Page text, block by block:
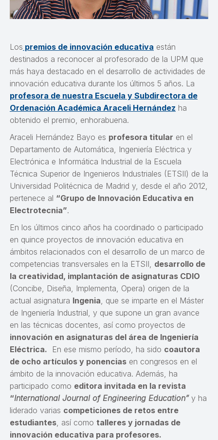
Los premios de innovación educativa están
destinados a reconocer al profesorado de la UPM que
más haya destacado en el desarrollo de actividades de
innovación educativa durante los últimos 5 años. La
profesora de nuestra Escuela y Subdirectora de
Ordenación Académica Araceli Hernández ha
obtenido el premio, enhorabuena.
Araceli Hernández Bayo es profesora titular en el
Departamento de Automática, Ingeniería Eléctrica y
Electrónica e Informática Industrial de la Escuela
Técnica Superior de Ingenieros Industriales (ETSII) de la
Universidad Politécnica de Madrid y, desde el año 2012,
pertenece al “Grupo de Innovación Educativa en
Electrotecnia”.
En los últimos cinco años ha coordinado o participado
en quince proyectos de innovación educativa en
ámbitos relacionados con el desarrollo de un marco de
competencias transversales en la ETSII, desarrollo de
la creatividad, implantación de asignaturas CDIO
(Concibe, Diseña, Implementa, Opera) origen de la
actual asignatura Ingenia, que se imparte en el Máster
de Ingeniería Industrial, y que supone un gran avance
en las técnicas docentes, así como proyectos de
innovación en asignaturas del área de Ingeniería
Eléctrica. En ese mismo período, ha sido coautora
de ocho artículos y ponencias en congresos en el
ámbito de la innovación educativa. Además, ha
participado como editora invitada en la revista
“International Journal of Engineering Education”y ha
liderado varias competiciones de retos entre
estudiantes, así como talleres y jornadas de
innovación educativa para profesores.